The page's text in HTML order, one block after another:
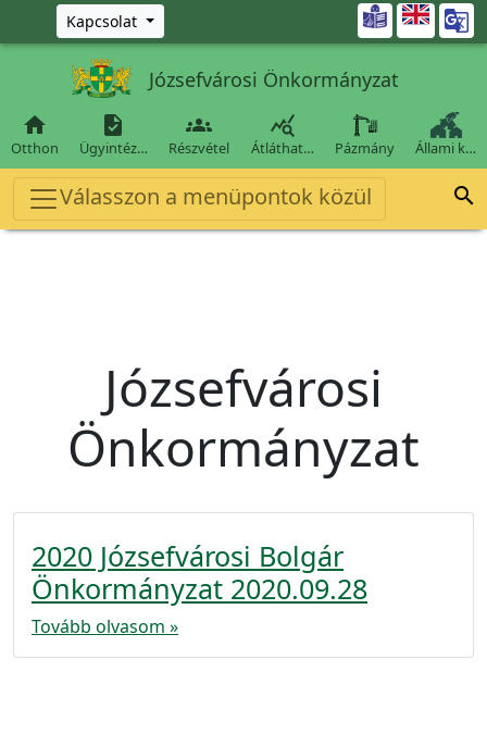
Ugrás a fő tartalomra
Kapcsolat 
Józsefvárosi Önkormányzat

Otthon

Ügyintéz…

Részvétel

Átláthat… Pázmány Állami k…
Válasszon a menüpontok közül 
Józsefvárosi
Önkormányzat
2020 Józsefvárosi Bolgár
Önkormányzat 2020.09.28
Tovább olvasom »